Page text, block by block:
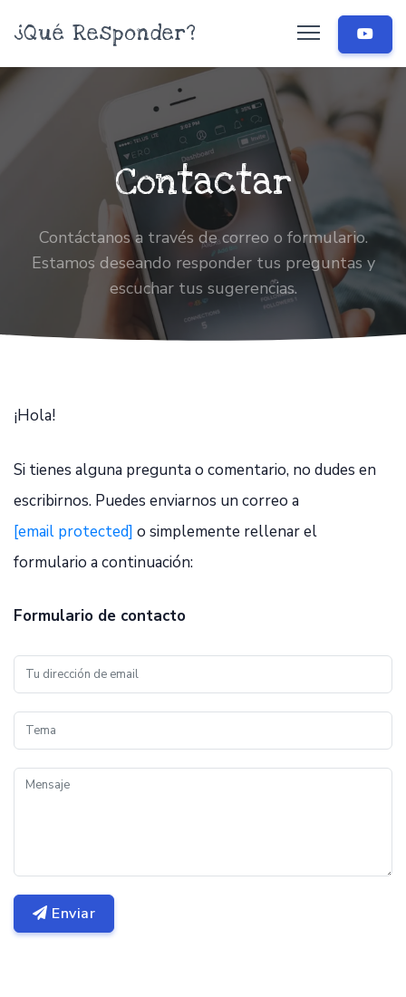
¿Qué Responder?
Contactar
Contáctanos a través de correo o formulario.
Estamos deseando responder tus preguntas y
escuchar tus sugerencias.
¡Hola!
Si tienes alguna pregunta o comentario, no dudes en
escribirnos. Puedes enviarnos un correo a
[email protected] o simplemente rellenar el
formulario a continuación:
Formulario de contacto
Enviar